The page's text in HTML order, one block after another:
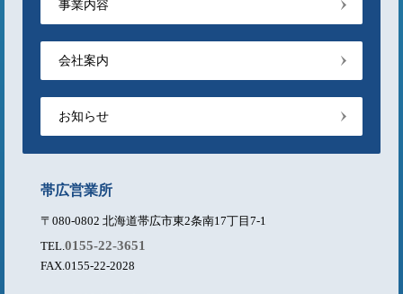
事業内容
会社案内
お知らせ
帯広営業所
〒080-0802 北海道帯広市東2条南17丁目7-1
TEL. 0155-22-3651
FAX.0155-22-2028